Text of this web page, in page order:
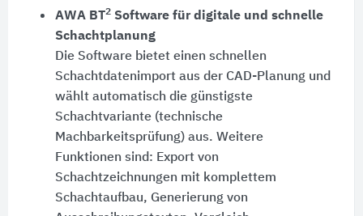
AWA BT2Software für digitale und schnelle
Schachtplanung
Die Software bietet einen schnellen
Schachtdatenimport aus der CAD-Planung und
wählt automatisch die günstigste
Schachtvariante (technische
Machbarkeitsprüfung) aus. Weitere
Funktionen sind: Export von
Schachtzeichnungen mit komplettem
Schachtaufbau, Generierung von